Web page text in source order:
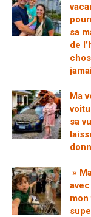
sa
de
Ma
sa
»